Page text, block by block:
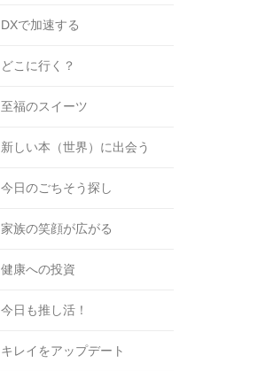
DXで加速する
どこに行く？
至福のスイーツ
新しい本（世界）に出会う
今日のごちそう探し
家族の笑顔が広がる
健康への投資
今日も推し活！
キレイをアップデート